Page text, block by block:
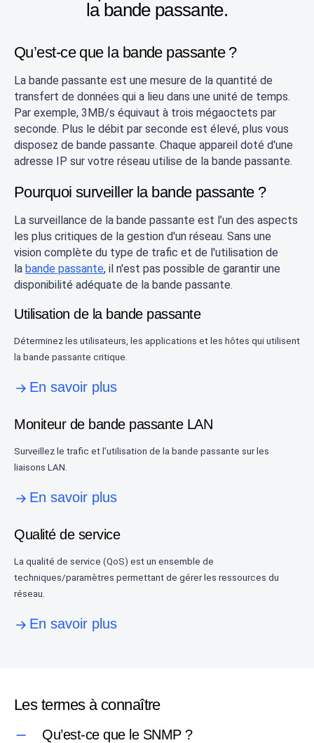
la bande passante.
Qu’est-ce que la bande passante ?
La bande passante est une mesure de la quantité de
transfert de données qui a lieu dans une unité de temps.
Par exemple, 3MB/s équivaut à trois mégaoctets par
seconde. Plus le débit par seconde est élevé, plus vous
disposez de bande passante. Chaque appareil doté d'une
adresse IP sur votre réseau utilise de la bande passante.
Pourquoi surveiller la bande passante ?
La surveillance de la bande passante est l’un des aspects
les plus critiques de la gestion d'un réseau. Sans une
vision complète du type de trafic et de l'utilisation de
la bande passante, il n'est pas possible de garantir une
disponibilité adéquate de la bande passante.
Utilisation de la bande passante
Déterminez les utilisateurs, les applications et les hôtes qui utilisent
la bande passante critique.
En savoir plus
Moniteur de bande passante LAN
Surveillez le trafic et l’utilisation de la bande passante sur les
liaisons LAN.
En savoir plus
Qualité de service
La qualité de service (QoS) est un ensemble de
techniques/paramètres permettant de gérer les ressources du
réseau.
En savoir plus
Les termes à connaître
Qu’est-ce que le SNMP ?